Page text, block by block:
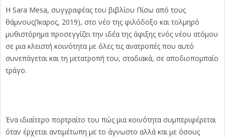
Η Sara Mesa, συγγραφέας του βιβλίου Πίσω από τους
θάμνους(Ίκαρος, 2019), στο νέο της φιλόδοξο και τολμηρό
μυθιστόρημα προσεγγίζει την ιδέα της άφιξης ενός νέου ατόμου
σε μια κλειστή κοινότητα με όλες τις ανατροπές που αυτό
συνεπάγεται και τη μετατροπή του, σταδιακά, σε αποδιοπομπαίο
τράγο.
Ένα ιδιαίτερο πορτραίτο του πώς μια κοινότητα συμπεριφέρεται
όταν έρχεται αντιμέτωπη με το άγνωστο αλλά και με όσους